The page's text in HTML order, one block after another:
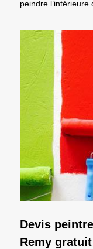
peindre
Devis
Remy gratuit